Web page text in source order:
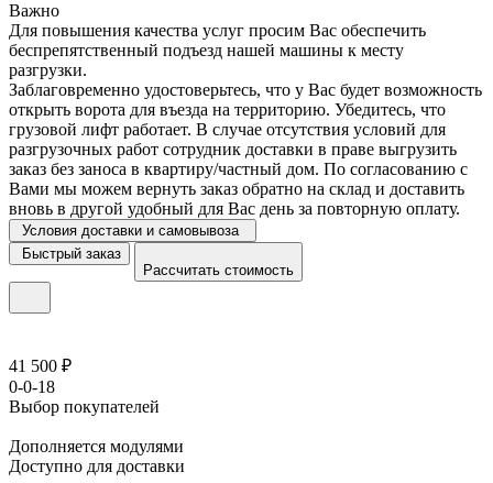
Важно
Для повышения качества услуг просим Вас обеспечить
беспрепятственный подъезд нашей машины к месту
разгрузки.
Заблаговременно удостоверьтесь, что у Вас будет возможность
открыть ворота для въезда на территорию. Убедитесь, что
грузовой лифт работает. В случае отсутствия условий для
разгрузочных работ сотрудник доставки в праве выгрузить
заказ без заноса в квартиру/частный дом. По согласованию с
Вами мы можем вернуть заказ обратно на склад и доставить
вновь в другой удобный для Вас день за повторную оплату.
Условия доставки и самовывоза
Быстрый заказ
Рассчитать стоимость
41 500 ₽
0-0-18
Выбор покупателей
Дополняется модулями
Доступно для доставки